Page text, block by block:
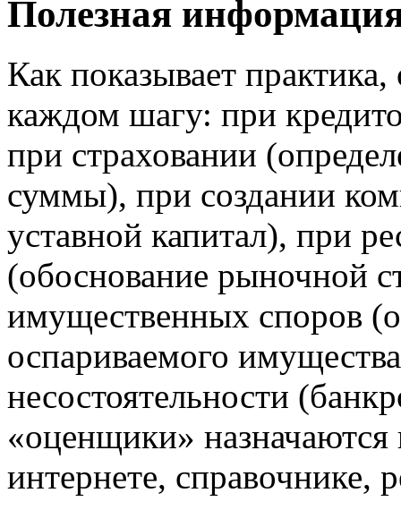
Полезная
Как показывает
каждом шагу: при
при страховании
суммы), при создании
уставной капитал), при
(обоснование рыночной
имущественных споров
оспариваемого
несостоятельности
«оценщики»
интернете, справочнике,